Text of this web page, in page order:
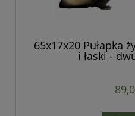
65x17x20 Pułapka
i łaski -